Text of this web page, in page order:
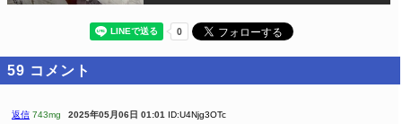
59 コメント
返信 743mg 2025年05月06日 01:01 ID:U4Njg3OTc